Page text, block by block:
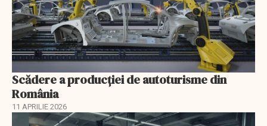
Scădere a producţiei de autoturisme din
România
11 APRILIE 2026